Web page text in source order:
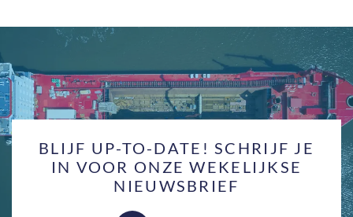
BLIJF UP-TO-DATE! SCHRIJF JE
IN VOOR ONZE WEKELIJKSE
NIEUWSBRIEF